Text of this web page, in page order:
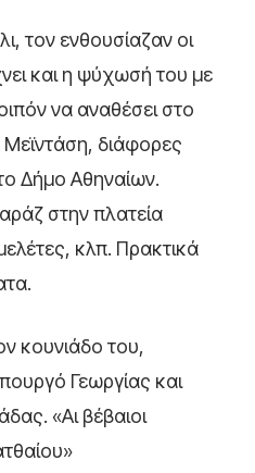
τον ενθουσίαζαν οι
και η ψύχωσή του με
να αναθέσει στο
διάφορες
Δήμο Αθηναίων.
στην πλατεία
κλπ. Πρακτικά
κουνιάδο του,
Γεωργίας και
«Αι βέβαιοι